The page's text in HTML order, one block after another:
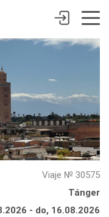
Viaje № 30575
Tánger
- do, 16.08.2026